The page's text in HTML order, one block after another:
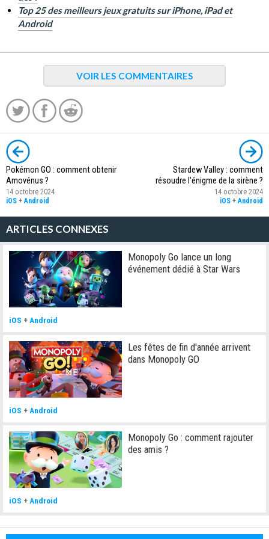
Top 25 des meilleurs jeux gratuits sur iPhone, iPad et
Android
VOIR LES COMMENTAIRES
Pokémon GO : comment obtenir
Amovénus ?
14 octobre 2024
iOS +Android
Stardew Valley : comment
résoudre l'énigme de la sirène ?
14 octobre 2024
iOS +Android
ARTICLES CONNEXES
Monopoly Go lance un long
événement dédié à Star Wars
iOS + Android
Les fêtes de fin d'année arrivent
dans Monopoly GO
iOS + Android
Monopoly Go : comment rajouter
des amis ?
iOS + Android